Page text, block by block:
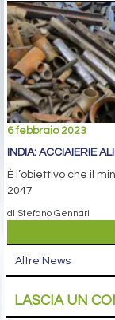
6 febbraio 2023
INDIA: ACCIAIERIE
È l’obiettivo che il
2047
di Stefano Gennari
Altre News
LASCIA UN